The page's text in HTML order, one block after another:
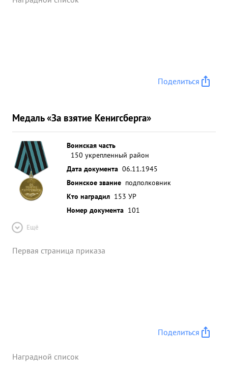
Поделиться
Медаль «За взятие Кенигсберга»
Воинская часть
150 укрепленный район
Дата документа 06.11.1945
Воинское звание подполковник
Кто наградил 153 УР
Номер документа 101
Ещё
Первая страница приказа
Поделиться
Наградной список